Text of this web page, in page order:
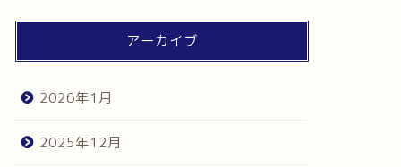
アーカイブ
2026年1月
2025年12月